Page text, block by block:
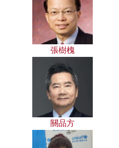
張樹槐
關品方